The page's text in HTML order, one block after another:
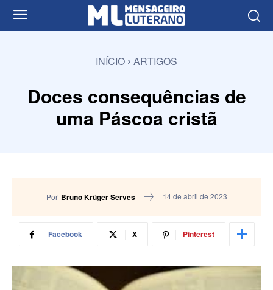
INÍCIO ARTIGOS
Doces consequências de
uma Páscoa cristã
Por Bruno Krüger Serves 14 de abril de 2023
Facebook X Pinterest